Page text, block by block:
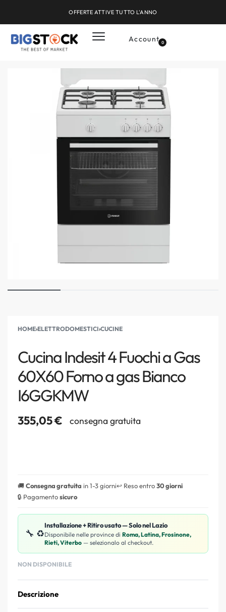
OFFERTE ATTIVE TUTTO L'ANNO
Account 0
HOME›ELETTRODOMESTICI›CUCINE
Cucina Indesit 4 Fuochi a Gas
60X60 Forno a gas Bianco
I6GGKMW
355,05€ consegna gratuita
🚚Consegna gratuita in 1-3 giorni↩️ Reso entro30 giorni
🔒 Pagamentosicuro
🔧 ♻️
Installazione + Ritiro usato — Solo nel Lazio
Disponibile nelle province di Roma, Latina, Frosinone,
Rieti, Viterbo — selezionalo al checkout.
NON DISPONIBILE
Descrizione